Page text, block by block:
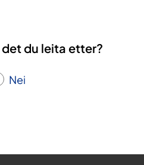
det du leita etter?
Nei